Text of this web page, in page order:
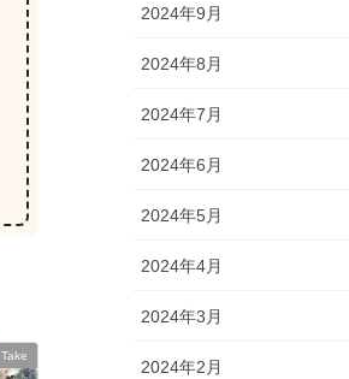
Take
2024年9月
2024年8月
2024年7月
2024年6月
2024年5月
2024年4月
2024年3月
2024年2月